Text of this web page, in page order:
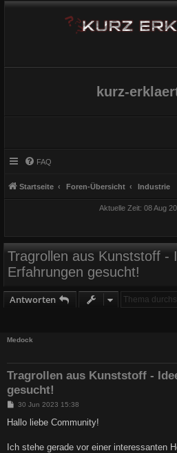
kurz-
FAQ
Startseite Foren-Übersicht Industrie
Aktuelle Zeit: 08 Aug
Tragrollen aus Kunststoff -
Erfahrungen gesucht!
Antworten
Medock
Tragrollen aus Kunststoff -
gesucht!
B
i
a
30 Jun 2023 15:38
Hallo liebe Community!
Ich stehe gerade vor einer interessanten